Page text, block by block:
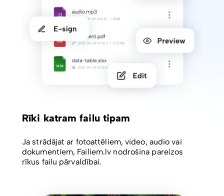
Rīki katram failu tipam
Ja strādājat ar fotoattēliem, video, audio vai
dokumentiem, Failiem.lv nodrošina pareizos
rīkus failu pārvaldībai.